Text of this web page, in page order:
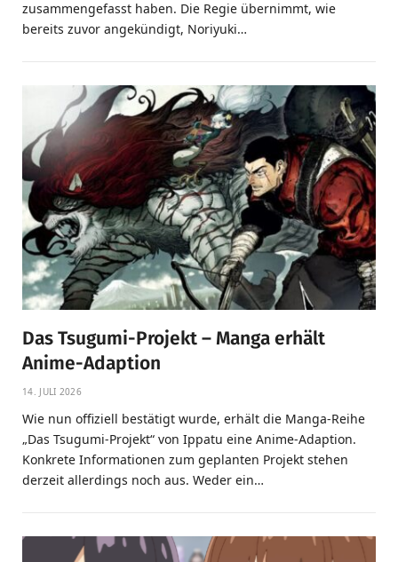
zusammengefasst haben. Die Regie übernimmt, wie
bereits zuvor angekündigt, Noriyuki…
Das Tsugumi-Projekt – Manga erhält
Anime-Adaption
14. JULI 2026
Wie nun offiziell bestätigt wurde, erhält die Manga-Reihe
„Das Tsugumi-Projekt“ von Ippatu eine Anime-Adaption.
Konkrete Informationen zum geplanten Projekt stehen
derzeit allerdings noch aus. Weder ein…